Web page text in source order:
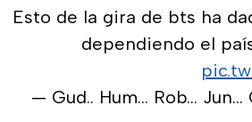
Esto de la gira de bts ha
dependiendo el
— Gud.. Hum... Rob...